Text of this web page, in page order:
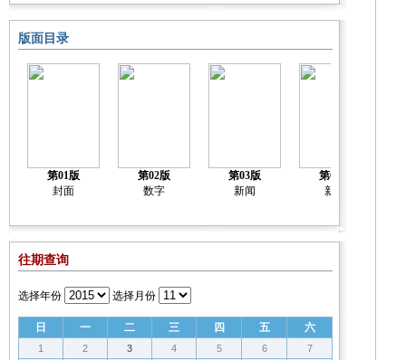
版面目录
第01版
封面
第02版
数字
第03版
新闻
第04版
新闻
往期查询
选择年份 选择月份
日 一 二 三 四 五 六
1 2 3 4 5 6
7